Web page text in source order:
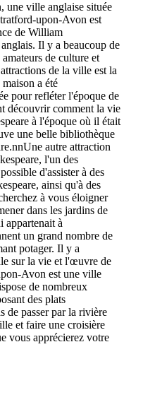
une ville anglaise située
upon-Avon est
de William
Il y a beaucoup de
de culture et
de la ville est la
a été
pour refléter l'époque de
découvrir comment la vie
à l'époque où il était
une belle bibliothèque
autre attraction
l'un des
d'assister à des
ainsi qu'à des
à vous éloigner
dans les jardins de
appartenait à
un grand nombre de
potager. Il y a
sur la vie et l'œuvre de
Avon est une ville
de nombreux
des plats
de passer par la rivière
et faire une croisière
vous apprécierez votre